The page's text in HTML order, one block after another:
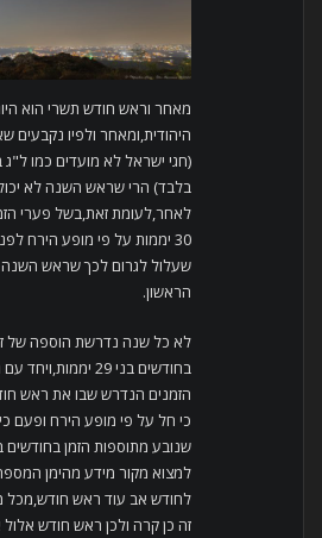
מאחר וראש חודש תשרי הוא
היהודית,ומאחר ולפיו נקבעים
(חגי ישראל לא מועדים כמו
בלבד) הרי שראש השנה לא
30 יממות על פי מופע הירח
שעלול לגרום לכך שראש השנה
הראשון.
לא כל שנה נדרשת הוספה של
בחודשים בני 29
הזמנים הנדרש שבו את ראש
כי חל על פי מופע הירח ופעם
למצוא מקור מידע מהימן
לחודש אב עוד ראש חודש,מכל
זה כן קרה ולכן ראש חודש אלול